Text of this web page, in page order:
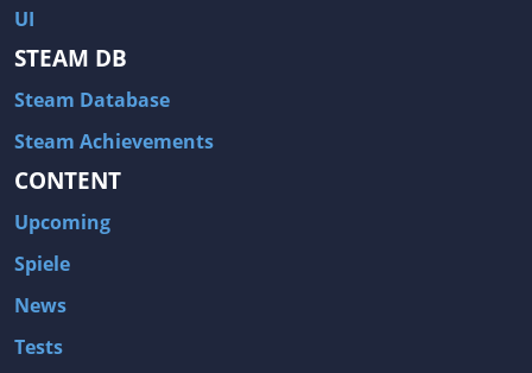
UI
STEAM DB
Steam Database
Steam Achievements
CONTENT
Upcoming
Spiele
News
Tests